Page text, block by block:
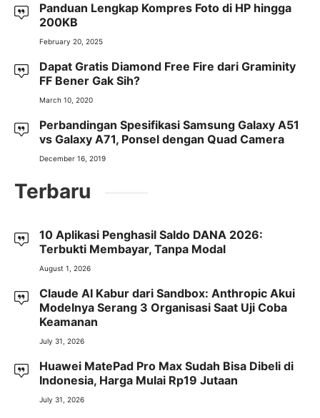
Panduan Lengkap Kompres Foto di HP hingga
200KB
February 20, 2025
Dapat Gratis Diamond Free Fire dari Graminity
FF Bener Gak Sih?
March 10, 2020
Perbandingan Spesifikasi Samsung Galaxy A51
vs Galaxy A71, Ponsel dengan Quad Camera
December 16, 2019
Terbaru
10 Aplikasi Penghasil Saldo DANA 2026:
Terbukti Membayar, Tanpa Modal
August 1, 2026
Claude AI Kabur dari Sandbox: Anthropic Akui
Modelnya Serang 3 Organisasi Saat Uji Coba
Keamanan
July 31, 2026
Huawei MatePad Pro Max Sudah Bisa Dibeli di
Indonesia, Harga Mulai Rp19 Jutaan
July 31, 2026